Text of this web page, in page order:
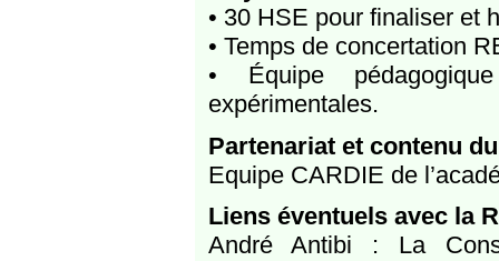
• 30 HSE pour finaliser et
• Temps de concertation
• Équipe
expérimentales.
Partenariat et contenu
Equipe CARDIE de
Liens éventuels avec la
André Antibi : La